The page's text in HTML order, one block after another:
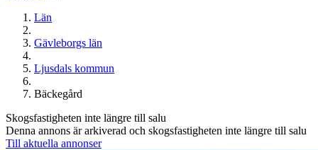
Län
Gävleborgs län
Ljusdals kommun
Bäckegård
Skogsfastigheten inte längre till salu
Denna annons är arkiverad och skogsfastigheten inte längre till salu
Till aktuella annonser